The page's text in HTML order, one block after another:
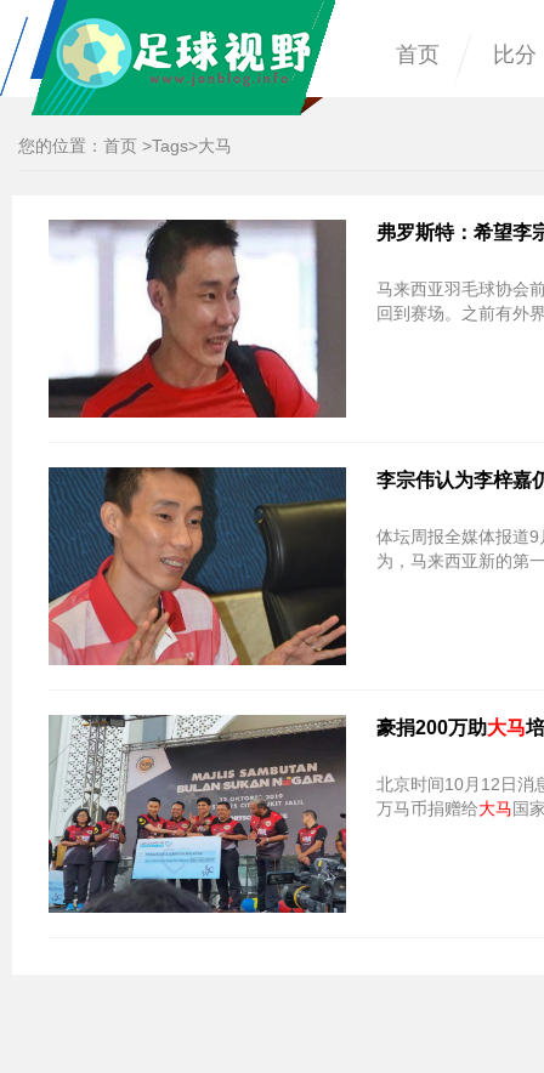
首页 比分
您的位置： 首页 >Tags>大马
弗罗斯特：希望李
马来西亚羽毛球协会
回到赛场。之前有外
李宗伟认为李梓嘉
体坛周报全媒体报道
为，马来西亚新的第
豪捐200万助大马
北京时间10月12日消
万马币捐赠给大马国